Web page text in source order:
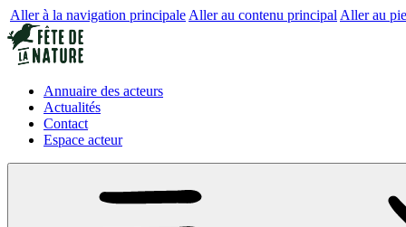
Aller à la navigation principale Aller au contenu principal Aller au
Annuaire des acteurs
Actualités
Contact
Espace acteur